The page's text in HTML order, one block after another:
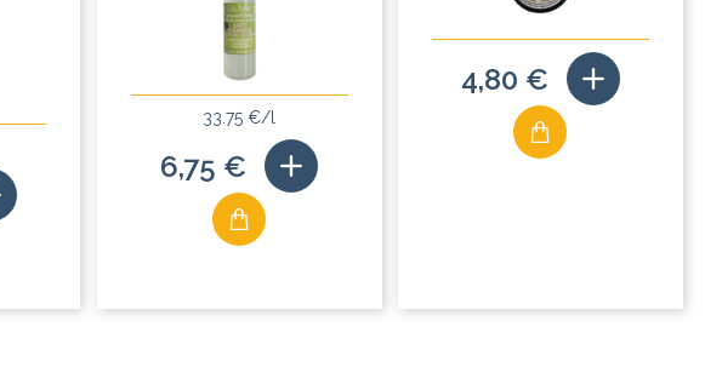
33.75 €/l
6,75 €
4,80 €